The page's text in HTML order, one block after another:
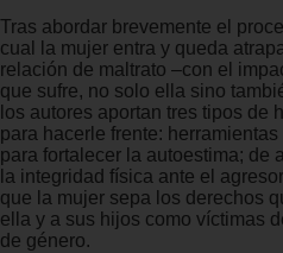
Tras abordar brevemente el
cual la mujer entra y queda
relación de maltrato –con el
que sufre, no solo ella sino
los autores aportan tres tipos de
para hacerle frente:
para fortalecer la autoestima; de
la integridad física ante el
que la mujer sepa los derechos
ella y a sus hijos como víctimas
de género.